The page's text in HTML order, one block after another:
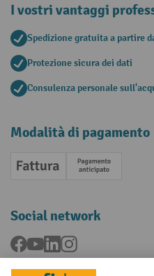
I vostri vantaggi
Spedizione gratuita a partire
Protezione sicura dei dati
Consulenza personale
Modalità di pagamento
Fattura Pagamento
Social network
Facebook
YouTubeLinkedInInstagram